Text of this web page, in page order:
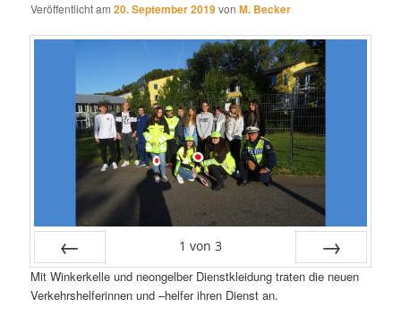
Veröffentlicht am20. September 2019vonM. Becker
Zurück
1 von 3
Vor
Mit Winkerkelle und neongelber Dienstkleidung traten die neuen
Verkehrshelferinnen und –helfer ihren Dienst an.